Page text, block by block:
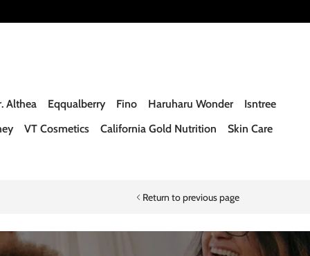
Althea Eqqualberry Fino Haruharu Wonder
Isntree
VT Cosmetics California Gold Nutrition Skin Care
Return to previous page